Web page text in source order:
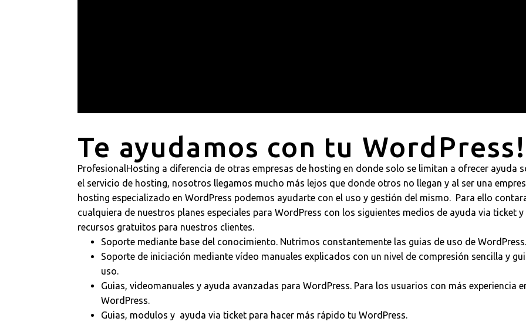
Te ayudamos con tu
ProfesionalHosting a diferencia de otras empresas de hosting en donde solo se limitan a ofrecer ayuda
el servicio de hosting, nosotros llegamos mucho más lejos que donde otros no llegan y al ser una
hosting especializado en WordPress podemos ayudarte con el uso y gestión del mismo. Para ello
cualquiera de nuestros planes especiales para WordPress con los siguientes medios de ayuda via ticket y
recursos gratuitos para nuestros clientes.
Soporte mediante base del conocimiento. Nutrimos constantemente las guias de uso de WordPress.
Soporte de iniciación mediante vídeo manuales explicados con un nivel de compresión sencilla y
uso.
Guias, videomanuales y ayuda avanzadas para WordPress. Para los usuarios con más experiencia
WordPress.
Guias, modulos y ayuda via ticket para hacer más rápido tu WordPress.